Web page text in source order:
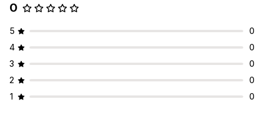
0
5
0
4
0
3
0
2
0
1
0